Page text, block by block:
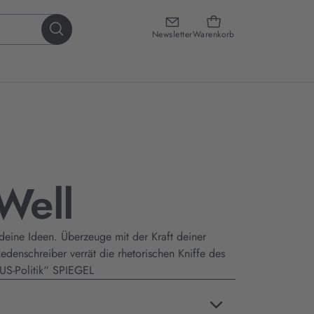
NewsletterWarenkorb
Ideen. Überzeuge mit der Kraft deiner
verrät die rhetorischen Kniffe des
Politik“ SPIEGEL